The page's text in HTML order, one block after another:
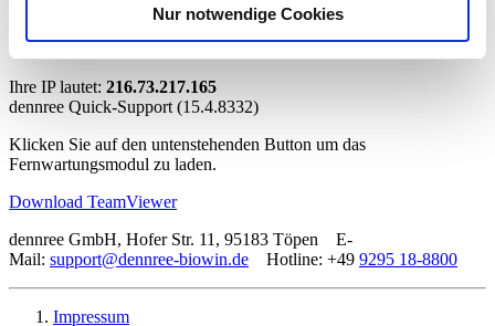
Nur notwendige Cookies
Sie benötigen Support?
Ihre IP lautet: 216.73.217.165
dennree Quick-Support (15.4.8332)
Klicken Sie auf den untenstehenden Button um das
Fernwartungsmodul zu laden.
Download TeamViewer
dennree GmbH, Hofer Str. 11, 95183 Töpen E-
Mail: support@dennree-biowin.de Hotline: +49 9295 18-8800
Impressum